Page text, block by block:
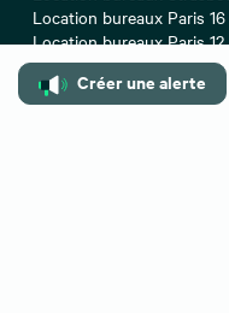
Créer une alerte
Location bureaux Paris 16
Location bureaux Paris 12
Location bureaux Paris
Location bureaux Lyon